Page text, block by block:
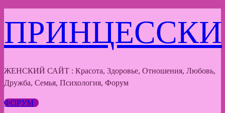
к
содержимому
ПРИНЦЕССКИ
ЖЕНСКИЙ САЙТ : Красота, Здоровье, Отношения, Любовь,
Дружба, Семья, Психология, Форум
ФОРУМ